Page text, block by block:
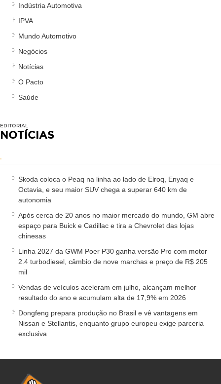
Indústria Automotiva
IPVA
Mundo Automotivo
Negócios
Notícias
O Pacto
Saúde
EDITORIAL
NOTÍCIAS
.
Skoda coloca o Peaq na linha ao lado de Elroq, Enyaq e
Octavia, e seu maior SUV chega a superar 640 km de
autonomia
Após cerca de 20 anos no maior mercado do mundo, GM abre
espaço para Buick e Cadillac e tira a Chevrolet das lojas
chinesas
Linha 2027 da GWM Poer P30 ganha versão Pro com motor
2.4 turbodiesel, câmbio de nove marchas e preço de R$ 205
mil
Vendas de veículos aceleram em julho, alcançam melhor
resultado do ano e acumulam alta de 17,9% em 2026
Dongfeng prepara produção no Brasil e vê vantagens em
Nissan e Stellantis, enquanto grupo europeu exige parceria
exclusiva